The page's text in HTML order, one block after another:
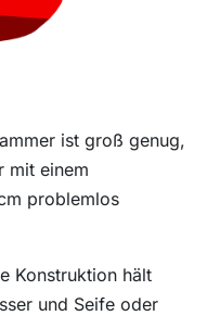
ist groß genug,
mit einem
problemlos
Konstruktion hält
und Seife oder